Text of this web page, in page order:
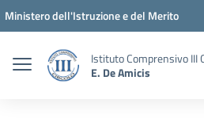
Vai ai contenuti
Vai al menu di navigazione
Vai al footer
Ministero dell'Istruzione e del Merito
Istituto Comprensivo III
E. De Amicis